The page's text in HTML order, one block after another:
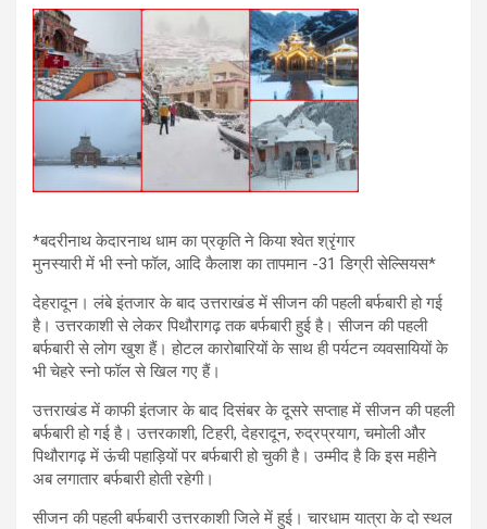
*बदरीनाथ केदारनाथ धाम का प्रकृति ने किया श्वेत श्रृंगार
मुनस्यारी में भी स्नो फॉल, आदि कैलाश का तापमान -31 डिग्री सेल्सियस*
देहरादून। लंबे इंतजार के बाद उत्तराखंड में सीजन की पहली बर्फबारी हो गई
है। उत्तरकाशी से लेकर पिथौरागढ़ तक बर्फबारी हुई है। सीजन की पहली
बर्फबारी से लोग खुश हैं। होटल कारोबारियों के साथ ही पर्यटन व्यवसायियों के
भी चेहरे स्नो फॉल से खिल गए हैं।
उत्तराखंड में काफी इंतजार के बाद दिसंबर के दूसरे सप्ताह में सीजन की पहली
बर्फबारी हो गई है। उत्तरकाशी, टिहरी, देहरादून, रुद्रप्रयाग, चमोली और
पिथौरागढ़ में ऊंची पहाड़ियों पर बर्फबारी हो चुकी है। उम्मीद है कि इस महीने
अब लगातार बर्फबारी होती रहेगी।
सीजन की पहली बर्फबारी उत्तरकाशी जिले में हुई। चारधाम यात्रा के दो स्थल